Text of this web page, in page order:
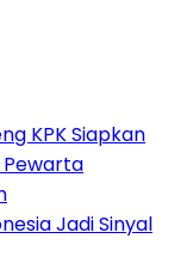
KPK Siapkan
Jadi Sinyal